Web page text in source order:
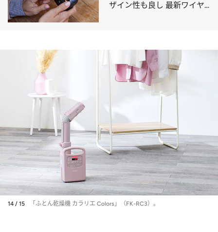
ザイン性も良し 最新ワイヤ
14 / 15 「ふとん乾燥機 カラリエ Colors」（FK-RC3）。